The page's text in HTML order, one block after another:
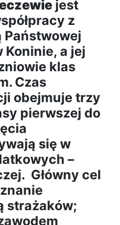
jest
z
Państwowej
Koninie, a jej
klas
Czas
obejmuje trzy
pierwszej do
się w
–
Główny cel
strażaków;